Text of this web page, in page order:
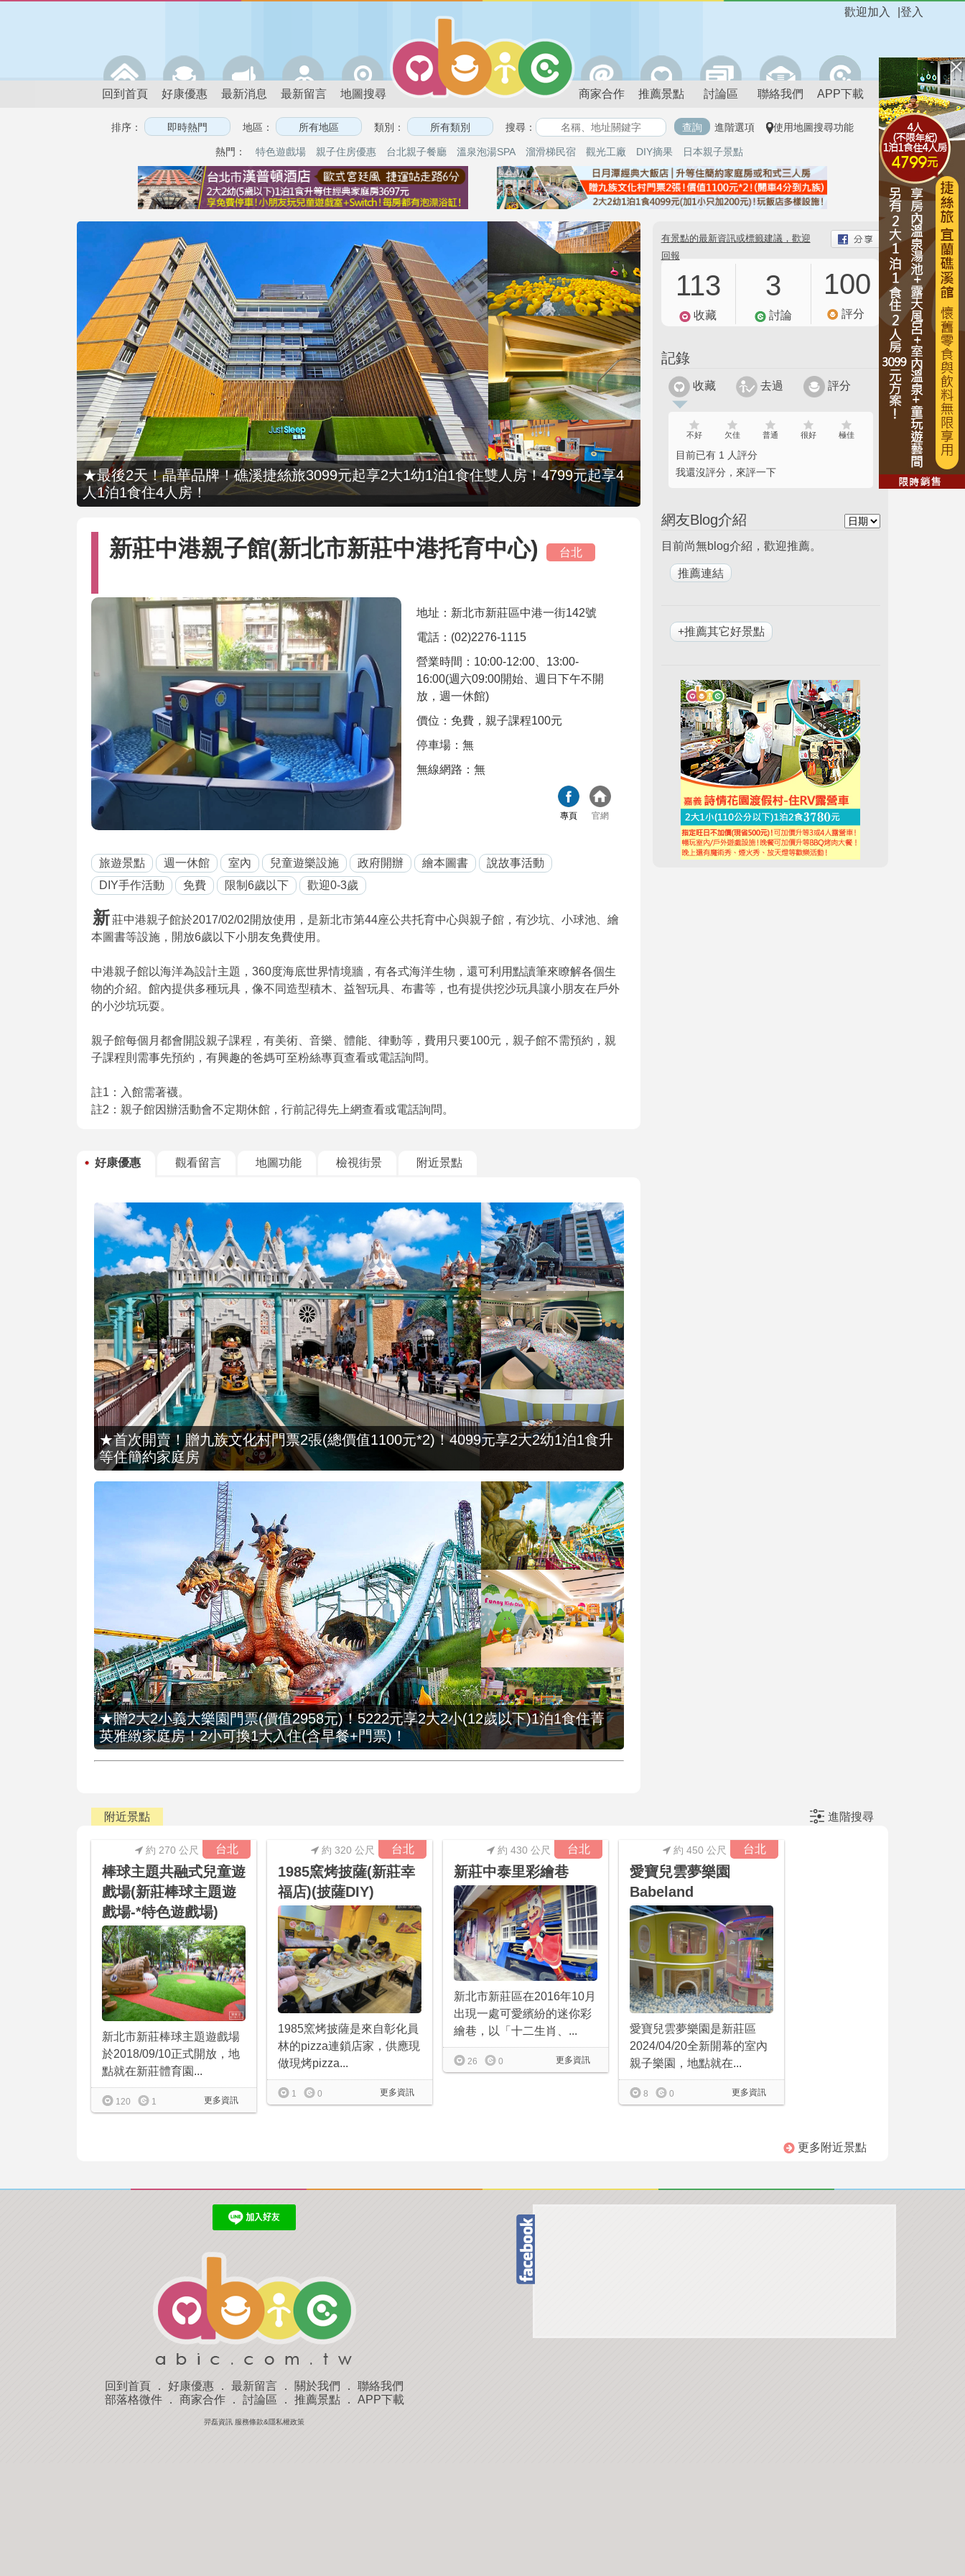
登入
歡迎加入
回到首頁 好康優惠 最新消息 最新留言 地圖搜尋 商家合作 推薦景點 討論區 聯絡我們 APP下載
排序： 地區： 類別： 搜尋： 進階選項 使用地圖搜尋功能
熱門： 特色遊戲場 親子住房優惠 台北親子餐廳 溫泉泡湯SPA 溜滑梯民宿 觀光工廠 DIY摘果 日本親子景點
★最後2天！晶華品牌！礁溪捷絲旅3099元起享2大1幼1泊1食住雙人房！4799元起享4
人1泊1食住4人房！
新莊中港親子館(新北市新莊中港托育中心) 台北
地址：新北市新莊區中港一街142號
電話：(02)2276-1115
營業時間：10:00-12:00、13:00-
16:00(週六09:00開始、週日下午不開
放，週一休館)
價位：免費，親子課程100元
停車場：無
無線網路：無
專頁 官網
旅遊景點 週一休館 室內 兒童遊樂設施 政府開辦 繪本圖書
說故事活動
DIY手作活動
免費 限制6歲以下 歡迎0-3歲
新莊中港親子館於2017/02/02開放使用，是新北市第44座公共托育中心與親子館，有沙坑、小球池、繪
本圖書等設施，開放6歲以下小朋友免費使用。
中港親子館以海洋為設計主題，360度海底世界情境牆，有各式海洋生物，還可利用點讀筆來瞭解各個生
物的介紹。館內提供多種玩具，像不同造型積木、益智玩具、布書等，也有提供挖沙玩具讓小朋友在戶外
的小沙坑玩耍。
親子館每個月都會開設親子課程，有美術、音樂、體能、律動等，費用只要100元，親子館不需預約，親
子課程則需事先預約，有興趣的爸媽可至粉絲專頁查看或電話詢問。
註1：入館需著襪。
註2：親子館因辦活動會不定期休館，行前記得先上網查看或電話詢問。
好康優惠 觀看留言 地圖功能 檢視街景 附近景點
★首次開賣！贈九族文化村門票2張(總價值1100元*2)！4099元享2大2幼1泊1食升
等住簡約家庭房
★贈2大2小義大樂園門票(價值2958元)！5222元享2大2小(12歲以下)1泊1食住菁
英雅緻家庭房！2小可換1大入住(含早餐+門票)！
有景點的最新資訊或標籤建議，歡迎
回報
113
收藏
3
討論
100
評分
記錄
收藏 去過 評分
不好 欠佳 普通 很好 極佳
目前已有 1 人評分
我還沒評分，來評一下
網友Blog介紹
目前尚無blog介紹，歡迎推薦。
+推薦其它好景點
附近景點 進階搜尋
台北
約 270 公尺
棒球主題共融式兒童遊
戲場(新莊棒球主題遊
戲場-*特色遊戲場)
新北市新莊棒球主題遊戲場
於2018/09/10正式開放，地
點就在新莊體育園...
更多資訊
120 1
台北
約 320 公尺
1985窯烤披薩(新莊幸
福店)(披薩DIY)
1985窯烤披薩是來自彰化員
林的pizza連鎖店家，供應現
做現烤pizza...
更多資訊
1 0
台北
約 430 公尺
新莊中泰里彩繪巷
新北市新莊區在2016年10月
出現一處可愛繽紛的迷你彩
繪巷，以「十二生肖、...
更多資訊
26 0
台北
約 450 公尺
愛寶兒雲夢樂園
Babeland
愛寶兒雲夢樂園是新莊區
2024/04/20全新開幕的室內
親子樂園，地點就在...
更多資訊
8 0
更多附近景點
回到首頁 ． 好康優惠 ． 最新留言 ． 關於我們 ． 聯絡我們
部落格微件． 商家合作． 討論區 ． 推薦景點． APP下載
羿磊資訊 服務條款&隱私權政策